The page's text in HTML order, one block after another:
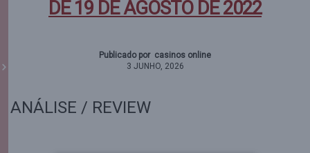
DE 19 DE AGOSTO DE 2022
Publicado por casinos online
3 JUNHO, 2026
ANÁLISE / REVIEW